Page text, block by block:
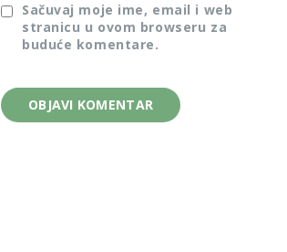
Sačuvaj moje ime, email i web
stranicu u ovom browseru za
buduće komentare.